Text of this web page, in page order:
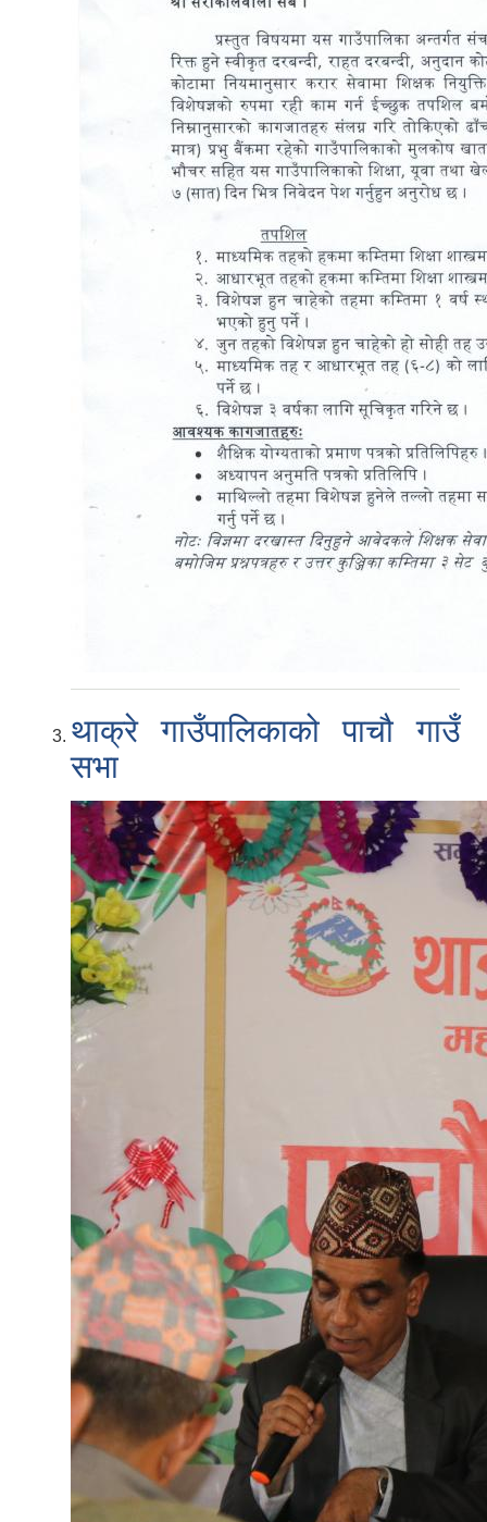
थाक्रे गाउँपालिकाको पाचौ गाउँ
सभा